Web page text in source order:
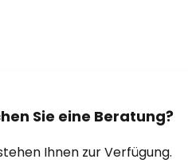
Sie eine Beratung?
Ihnen zur Verfügung.